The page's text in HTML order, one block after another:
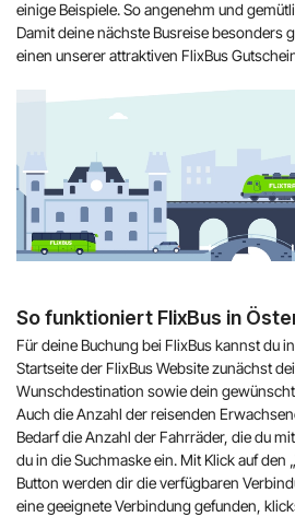
einige Beispiele. So angenehm und
Damit deine nächste Busreise besonders
einen unserer attraktiven FlixBus
So funktioniert FlixBus in
Für deine Buchung bei FlixBus kannst du
Startseite der FlixBus Website zunächst
Wunschdestination sowie dein
Auch die Anzahl der reisenden
Bedarf die Anzahl der Fahrräder, die du
du in die Suchmaske ein. Mit Klick auf den
Button werden dir die verfügbaren
eine geeignete Verbindung gefunden,